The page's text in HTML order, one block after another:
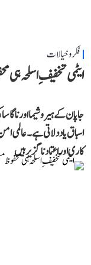
فکر و خیالات
ایٹمی تخفیفِ اسلحہ ہی
جاپان کے ہیروشیما اور
اسباق یاد دلاتی ہے۔ عالمی
کاری اور اعتماد ناگزیر ہیں